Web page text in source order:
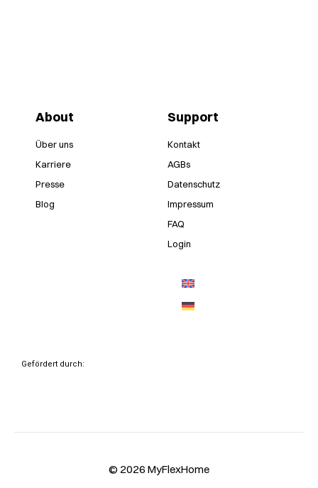
About
Über uns
Karriere
Presse
Blog
Support
Kontakt
AGBs
Datenschutz
Impressum
FAQ
Login
Gefördert durch:
© 2026 MyFlexHome